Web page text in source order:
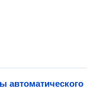
автоматического